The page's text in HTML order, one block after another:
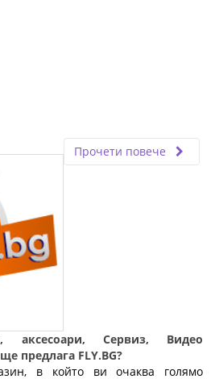
Прочети повече
аксесоари, Сервиз, Видео
предлага FLY.BG?
в който ви очаква голямо